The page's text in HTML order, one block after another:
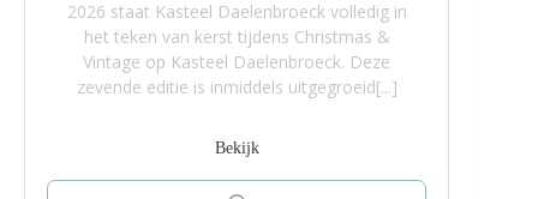
2026 staat Kasteel Daelenbroeck volledig in
het teken van kerst tijdens Christmas &
Vintage op Kasteel Daelenbroeck. Deze
zevende editie is inmiddels uitgegroeid[...]
Bekijk